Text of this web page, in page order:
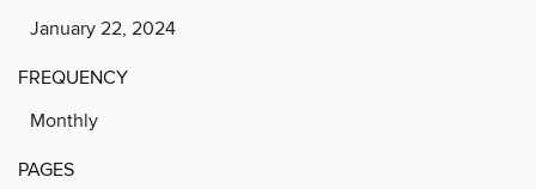
January 22, 2024
FREQUENCY
Monthly
PAGES